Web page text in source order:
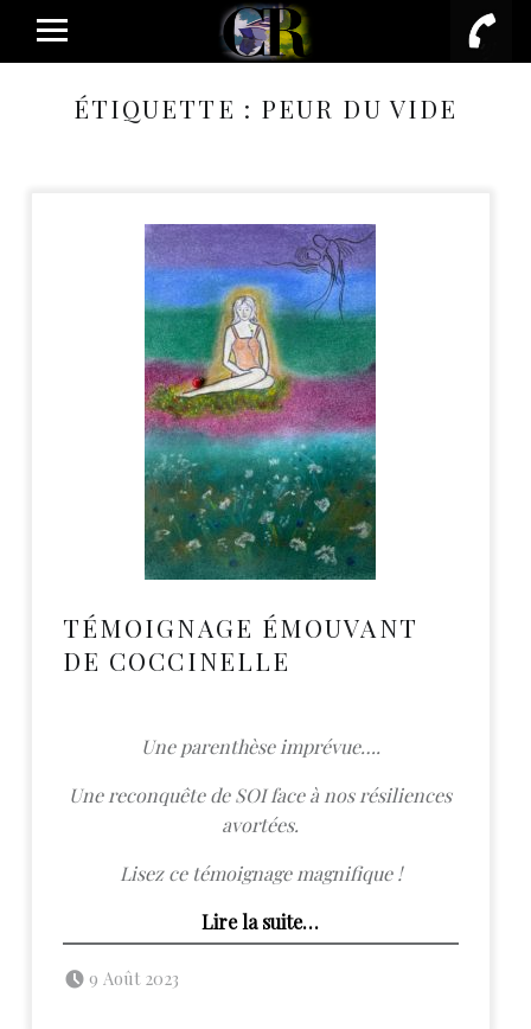
PRIMARY MENU
ÉTIQUETTE : PEUR DU VIDE
TÉMOIGNAGE ÉMOUVANT
DE COCCINELLE
Une parenthèse imprévue….
Une reconquête de SOI face à nos résiliences
avortées.
Lisez ce témoignage magnifique !
Lire la suite…
9 Août 2023